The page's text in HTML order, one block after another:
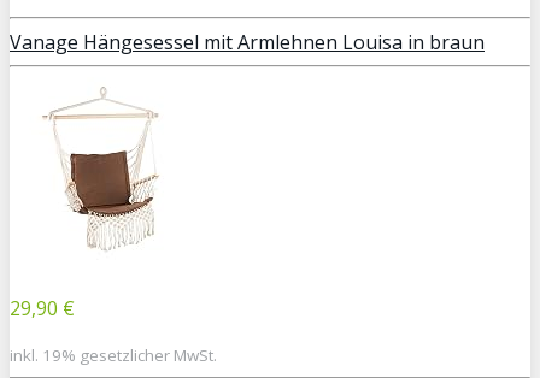
Vanage Hängesessel mit Armlehnen Louisa in braun
29,90 €
inkl. 19% gesetzlicher MwSt.